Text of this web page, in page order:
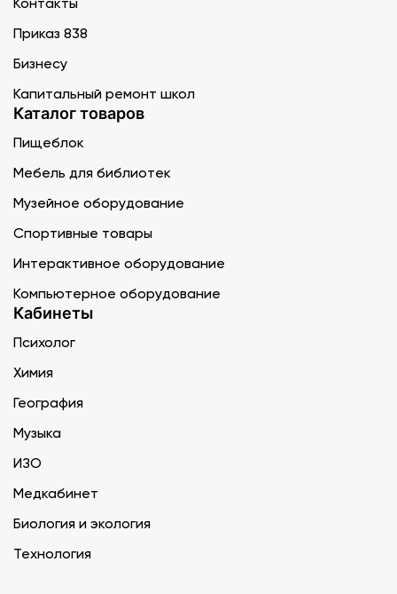
Приказ 838
Бизнесу
Капитальный ремонт школ
Каталог товаров
Пищеблок
Мебель для библиотек
Музейное оборудование
Спортивные товары
Интерактивное оборудование
Компьютерное оборудование
Кабинеты
Психолог
Химия
География
Музыка
ИЗО
Медкабинет
Биология и экология
Технология